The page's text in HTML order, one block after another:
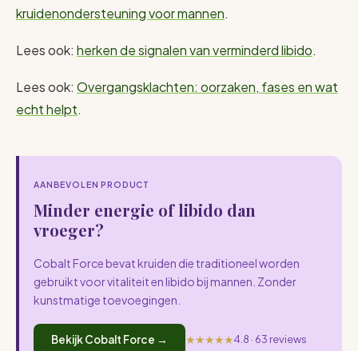
kruidenondersteuning voor mannen.
Lees ook: herken de signalen van verminderd libido.
Lees ook: Overgangsklachten: oorzaken, fases en wat
echt helpt.
AANBEVOLEN PRODUCT
Minder energie of libido dan
vroeger?
Cobalt Force bevat kruiden die traditioneel worden
gebruikt voor vitaliteit en libido bij mannen. Zonder
kunstmatige toevoegingen.
Bekijk Cobalt Force → ★★★★★4.8 · 63 reviews